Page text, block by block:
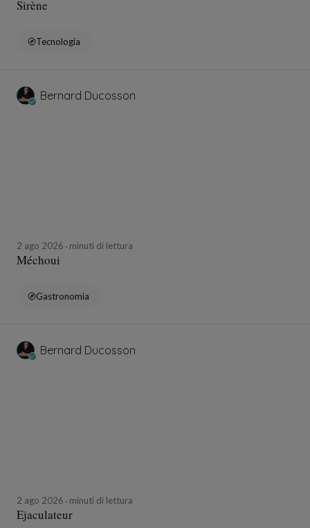
Sirène
Tecnologia
Bernard Ducosson
2 ago 2026 minuti di lettura
Méchoui
Gastronomia
Bernard Ducosson
2 ago 2026 minuti di lettura
Ejaculateur